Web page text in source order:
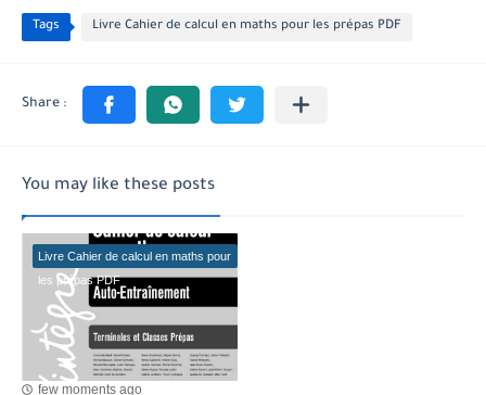
Tags Livre Cahier de calcul en maths pour les prépas PDF
You may like these posts
Livre Cahier de calcul en maths pour
les prépas PDF
few moments ago